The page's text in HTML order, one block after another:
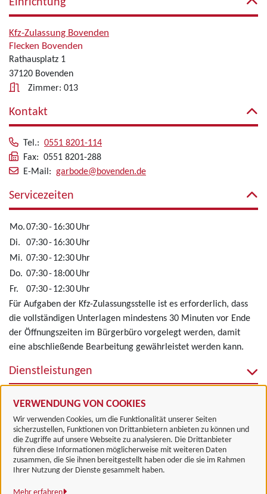
VERWENDUNG VON COOKIES
Wir verwenden Cookies, um die Funktionalität unserer Seiten
sicherzustellen, Funktionen von Drittanbietern anbieten zu können und
die Zugriffe auf unsere Webseite zu analysieren. Die Drittanbieter
führen diese Informationen möglicherweise mit weiteren Daten
zusammen, die Sie ihnen bereitgestellt haben oder die sie im Rahmen
Ihrer Nutzung der Dienste gesammelt haben.
Einrichtung
Kfz-Zulassung Bovenden
Flecken Bovenden
Rathausplatz 1
37120 Bovenden
Zimmer: 013
Kontakt
Tel.: 0551 8201-114
Fax: 0551 8201-288
E-Mail: garbode@bovenden.de
Servicezeiten
Mo.07:30-16:30Uhr
Di.
07:30-16:30Uhr
Mi. 07:30-12:30Uhr
Do. 07:30-18:00Uhr
Fr.
07:30-12:30Uhr
Für Aufgaben der Kfz-Zulassungsstelle ist es erforderlich, dass
die vollständigen Unterlagen mindestens 30 Minuten vor Ende
der Öffnungszeiten im Bürgerbüro vorgelegt werden, damit
eine abschließende Bearbeitung gewährleistet werden kann.
Dienstleistungen
Alle zugeordneten Einrichtungen
Landkreis Göttingen